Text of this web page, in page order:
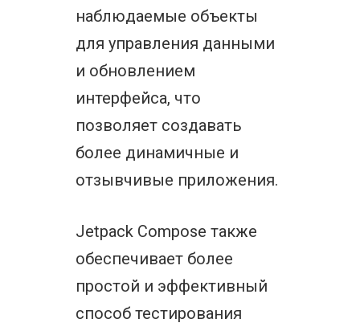
наблюдаемые объекты
для управления данными
и обновлением
интерфейса, что
позволяет создавать
более динамичные и
отзывчивые приложения.
Jetpack Compose также
обеспечивает более
простой и эффективный
способ тестирования